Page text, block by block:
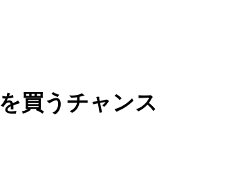
買うチャンス